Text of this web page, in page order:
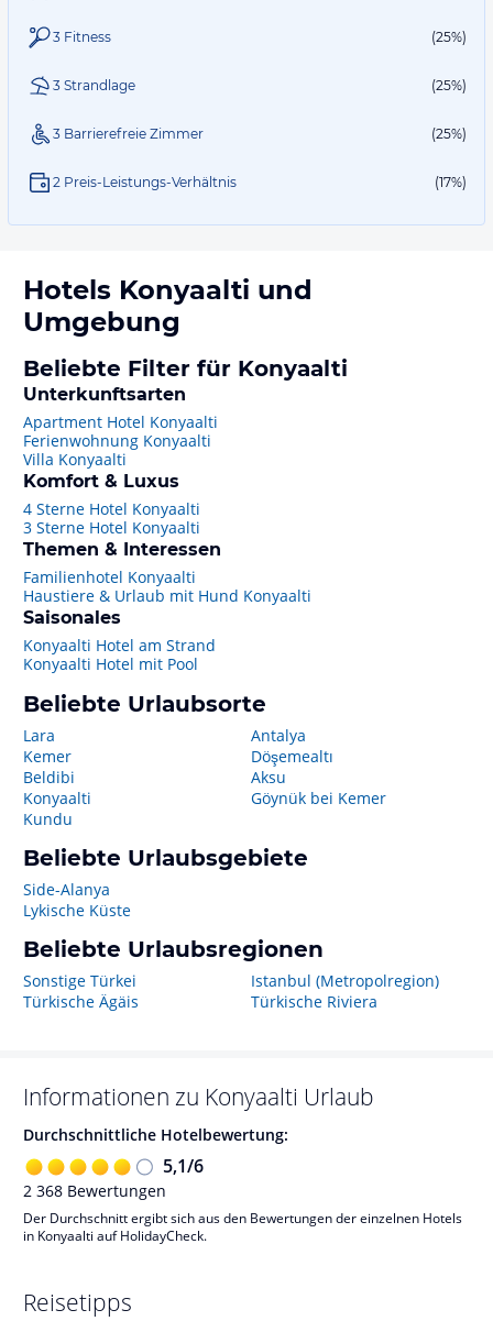
3 Fitness (25%)
3 Strandlage (25%)
3 Barrierefreie Zimmer (25%)
2 Preis-Leistungs-Verhältnis (17%)
Hotels Konyaalti und
Umgebung
Beliebte Filter für Konyaalti
Unterkunftsarten
Apartment Hotel Konyaalti
Ferienwohnung Konyaalti
Villa Konyaalti
Komfort & Luxus
4 Sterne Hotel Konyaalti
3 Sterne Hotel Konyaalti
Themen & Interessen
Familienhotel Konyaalti
Haustiere & Urlaub mit Hund Konyaalti
Saisonales
Konyaalti Hotel am Strand
Konyaalti Hotel mit Pool
Beliebte Urlaubsorte
Lara
Kemer
Beldibi
Konyaalti
Kundu
Antalya
Döşemealtı
Aksu
Göynük bei Kemer
Beliebte Urlaubsgebiete
Side-Alanya
Lykische Küste
Beliebte Urlaubsregionen
Sonstige Türkei
Türkische Ägäis
Istanbul (Metropolregion)
Türkische Riviera
Informationen zu Konyaalti Urlaub
Durchschnittliche Hotelbewertung:
5,1/6
2 368 Bewertungen
Der Durchschnitt ergibt sich aus den Bewertungen der einzelnen Hotels
in Konyaalti auf HolidayCheck.
Reisetipps